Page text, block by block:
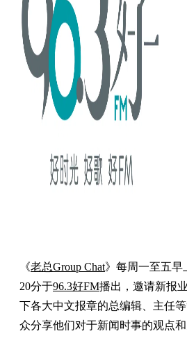
《老总Group Chat》每周一至五早
20分于96.3好FM播出，邀请新报
下各大中文报章的总编辑、主任
众分享他们对于新闻时事的观点和